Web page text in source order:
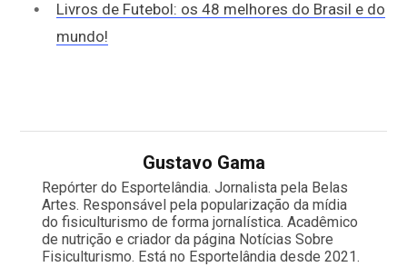
Livros de Futebol: os 48 melhores do Brasil e do
mundo!
Gustavo Gama
Repórter do Esportelândia. Jornalista pela Belas
Artes. Responsável pela popularização da mídia
do fisiculturismo de forma jornalística. Acadêmico
de nutrição e criador da página Notícias Sobre
Fisiculturismo. Está no Esportelândia desde 2021.